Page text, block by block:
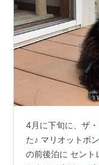
4月に下旬に、ザ
た♪ マリオットボ
の前後泊に セント